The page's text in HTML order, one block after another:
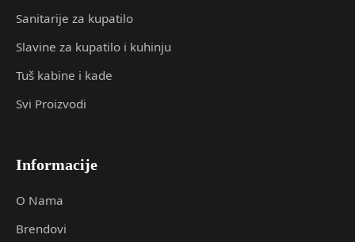
Sanitarije za kupatilo
Slavine za kupatilo i kuhinju
Tuš kabine i kade
Svi Proizvodi
Informacije
O Nama
Brendovi